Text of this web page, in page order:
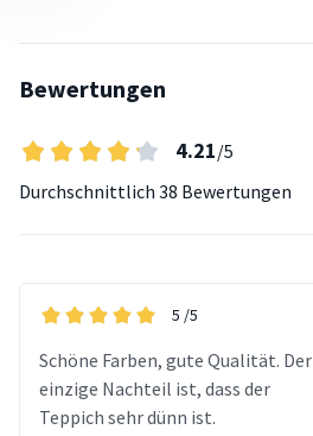
Bewertungen
4.21/5
Durchschnittlich 38 Bewertungen
5 /5
Schöne Farben, gute Qualität. Der
einzige Nachteil ist, dass der
Teppich sehr dünn ist.